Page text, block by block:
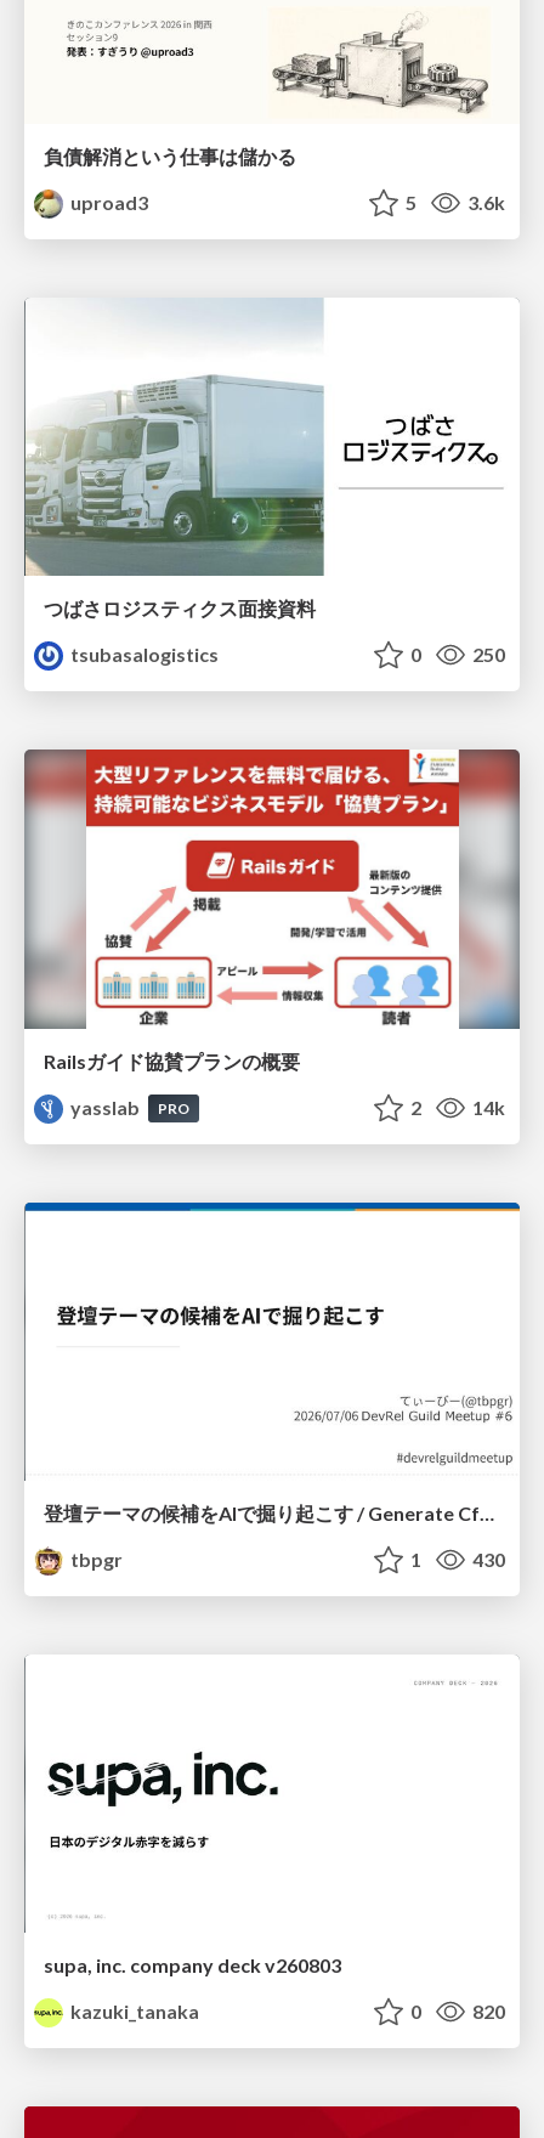
負債解消という仕事は儲かる
uproad3
5 3.6k
つばさロジスティクス面接資料
tsubasalogistics
0 250
Railsガイド協賛プランの概要
yasslab
PRO 2 14k
登壇テーマの候補をAIで掘り起こす / Generate CfP Ideas via-AI
tbpgr
1 430
supa, inc. company deck v260803
kazuki_tanaka
0 820